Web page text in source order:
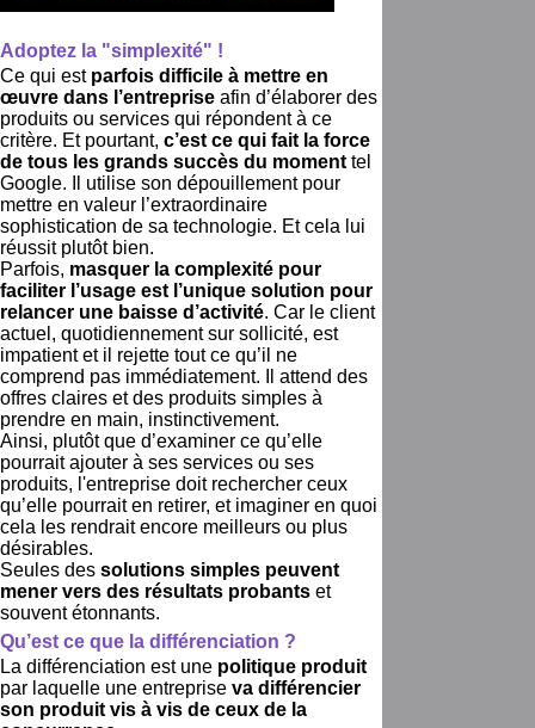
Adoptez la "simplexité" !
Ce qui est parfois difficile à mettre en
œuvre dans l’entreprise afin d’élaborer des
produits ou services qui répondent à ce
critère. Et pourtant, c’est ce qui fait la force
de tous les grands succès du moment tel
Google. Il utilise son dépouillement pour
mettre en valeur l’extraordinaire
sophistication de sa technologie. Et cela lui
réussit plutôt bien.
Parfois, masquer la complexité pour
faciliter l’usage est l’unique solution pour
relancer une baisse d’activité. Car le client
actuel, quotidiennement sur sollicité, est
impatient et il rejette tout ce qu’il ne
comprend pas immédiatement. Il attend des
offres claires et des produits simples à
prendre en main, instinctivement.
Ainsi, plutôt que d’examiner ce qu’elle
pourrait ajouter à ses services ou ses
produits, l'entreprise doit rechercher ceux
qu’elle pourrait en retirer, et imaginer en quoi
cela les rendrait encore meilleurs ou plus
désirables.
Seules des solutions simples peuvent
mener vers des résultats probants et
souvent étonnants.
Qu’est ce que la différenciation ?
La différenciation est une politique produit
par laquelle une entreprise va différencier
son produit vis à vis de ceux de la